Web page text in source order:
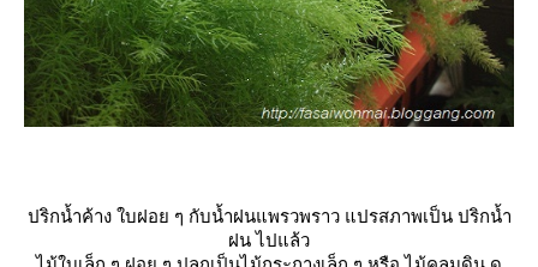
ปริกน้ำค้าง ใบฝอย ๆ กับน้ำฝนแพรวพราว แปรสภาพเป็น ปริกน้ำ
ฝน ไปแล้ว